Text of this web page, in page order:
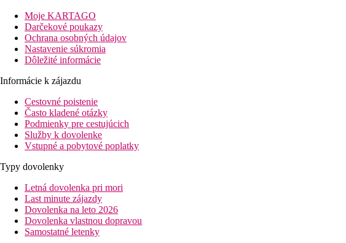
Izby
Dvojlôžková izba: kúpeľňa/WC (sušič vlasov), TV/sat., telefón, klimatizácia,
Pláž
Kamienková pláž priamo pred hotelom (odporúčame obuv do vody), lehátka a
Stravovanie
Raňajky
formou bufetu
Polpenzia
raňajky formou bufetu, večere servírované (večeru možno objednať
Zábava
Možnosť vyžitia v centre letoviska, nákupné a zábavné možnosti priamo v okolí
Deti
Detský bazén, detská postieľka zdarma (na vyžiadanie)
Internet
Zadarmo: wifi v areáli hotela a na izbách.
Moje KARTAGO
Darčekové poukazy
Ochrana osobných údajov
Nastavenie súkromia
Dôležité informácie
Informácie k zájazdu
Cestovné poistenie
Často kladené otázky
Podmienky pre cestujúcich
Služby k dovolenke
Vstupné a pobytové poplatky
Typy dovolenky
Letná dovolenka pri mori
Last minute zájazdy
Dovolenka na leto 2026
Dovolenka vlastnou dopravou
Samostatné letenky